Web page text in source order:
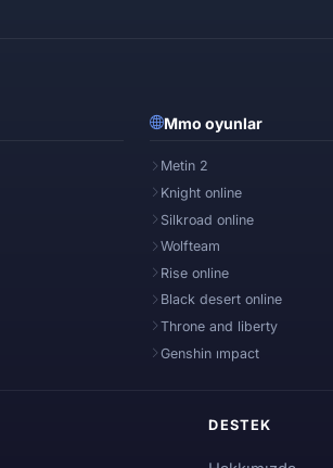
Mmo oyunlar
Metin 2
Knight online
Silkroad online
Wolfteam
Rise online
Black desert online
Throne and liberty
Genshin ımpact
DESTEK